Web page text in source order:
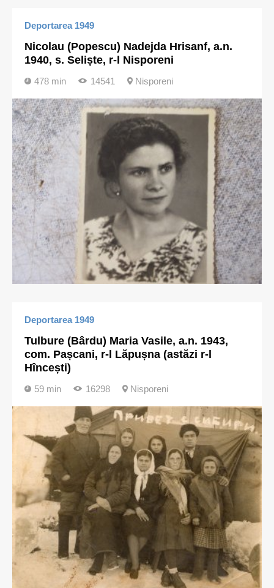
Deportarea 1949
Nicolau (Popescu) Nadejda Hrisanf, a.n.
1940, s. Seliște, r-l Nisporeni
478 min 14541 Nisporeni
Deportarea 1949
Tulbure (Bârdu) Maria Vasile, a.n. 1943,
com. Pașcani, r-l Lăpușna (astăzi r-l
Hîncești)
59 min 16298 Nisporeni